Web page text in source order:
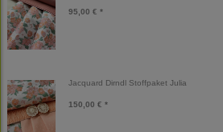
95,00 € *
Jacquard Dirndl Stoffpaket Julia
150,00 € *